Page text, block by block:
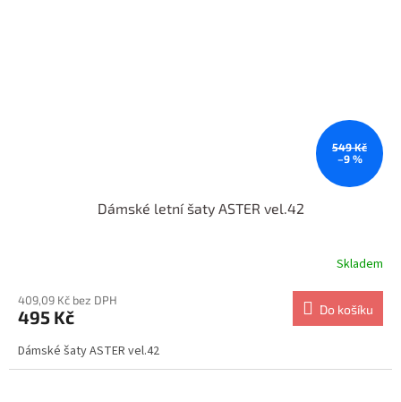
549 Kč
–9 %
Dámské letní šaty ASTER vel.42
Skladem
409,09 Kč bez DPH
495 Kč Do košíku
Dámské šaty ASTER vel.42